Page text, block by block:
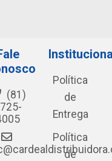
(81)
Política
de
Entrega
Política
de